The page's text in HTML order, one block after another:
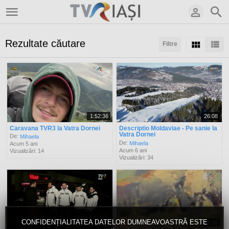
CONFIDENȚIALITATEA DATELOR DUMNEAVOASTRĂ ESTE
Filtre
Rezultate căutare
Sortaţi după:
Arată:
Rezultate/pagină:
1:52:36
Caravana TVR3 la Vatra Dornei
De: Mihaela
Acum 5 ani
Vizualizări: 14
26:08
Descriptio Moldaviae - Pe sanie la
Vatra Dornei
De: Mihaela
Acum 6 ani
Vizualizări: 34
13:15